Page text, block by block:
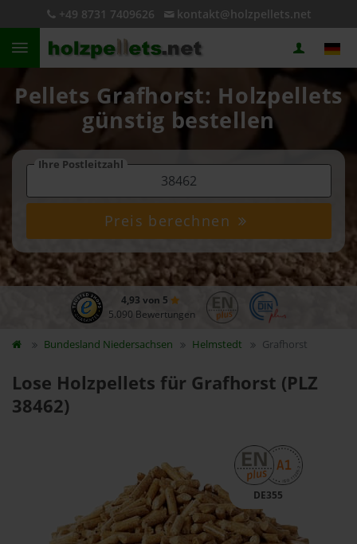
+49 8731 7409626 kontakt@holzpellets.net
Pellets Grafhorst: Holzpellets
günstig bestellen
Ihre Postleitzahl
Preis berechnen
4,93 von 5
5.090 Bewertungen
Bundesland Niedersachsen Helmstedt Grafhorst
Lose Holzpellets für Grafhorst (PLZ
38462)
DE355